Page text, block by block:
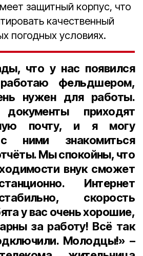
защитный корпус, что
качественный
погодных условиях.
что у нас появился
фельдшером,
нужен для работы.
приходят
почту, и я могу
ними знакомиться
Мы спокойны, что
внук сможет
Интернет
скорость
у вас очень хорошие,
за работу! Всё так
Молодцы!» –